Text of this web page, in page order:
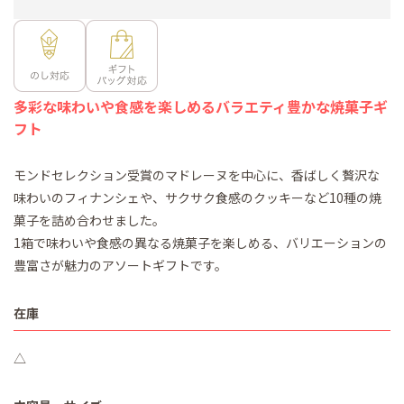
多彩な味わいや食感を楽しめるバラエティ豊かな焼菓子ギ
フト
モンドセレクション受賞のマドレーヌを中心に、香ばしく贅沢な
味わいのフィナンシェや、サクサク食感のクッキーなど10種の焼
菓子を詰め合わせました。
1箱で味わいや食感の異なる焼菓子を楽しめる、バリエーションの
豊富さが魅力のアソートギフトです。
在庫
△